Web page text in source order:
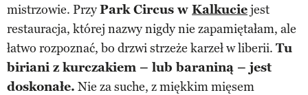
mistrzowie. PrzyPark Circus w Kalkuciejest
restauracja, której nazwy nigdy nie zapamiętałam, ale
łatwo rozpoznać, bo drzwi strzeże karzeł w liberii. Tu
biriani z kurczakiem – lub baraniną – jest
doskonałe. Nie za suche, z miękkim mięsem